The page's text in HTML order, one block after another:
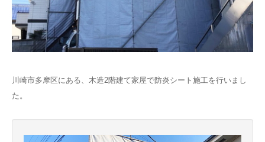
川崎市多摩区にある、木造2階建て家屋で防炎シート施工を行いまし
た。